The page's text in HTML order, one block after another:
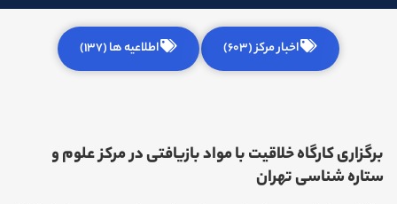
اخبار مرکز (603) اطلاعیه ها (137)
برگزاری کارگاه خلاقیت با مواد بازیافتی در مرکز علوم و
ستاره شناسی تهران